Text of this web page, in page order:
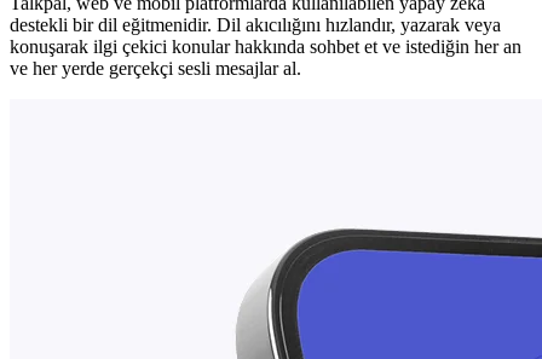
destekli bir dil eğitmenidir. Dil akıcılığını hızlandır, yazarak veya
konuşarak ilgi çekici konular hakkında sohbet et ve istediğin her an
ve her yerde gerçekçi sesli mesajlar al.